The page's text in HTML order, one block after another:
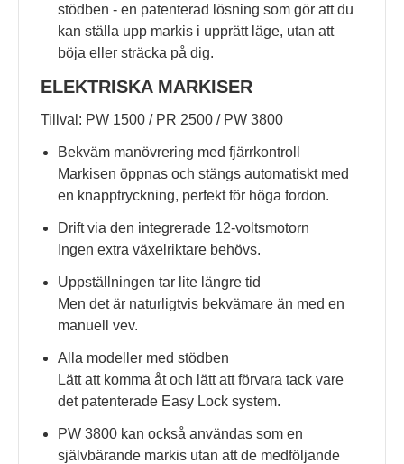
stödben - en patenterad lösning som gör att du
kan ställa upp markis i upprätt läge, utan att
böja eller sträcka på dig.
ELEKTRISKA MARKISER
Tillval: PW 1500 / PR 2500 / PW 3800
Bekväm manövrering med fjärrkontroll
Markisen öppnas och stängs automatiskt med
en knapptryckning, perfekt för höga fordon.
Drift via den integrerade 12-voltsmotorn
Ingen extra växelriktare behövs.
Uppställningen tar lite längre tid
Men det är naturligtvis bekvämare än med en
manuell vev.
Alla modeller med stödben
Lätt att komma åt och lätt att förvara tack vare
det patenterade Easy Lock system.
PW 3800 kan också användas som en
självbärande markis utan att de medföljande